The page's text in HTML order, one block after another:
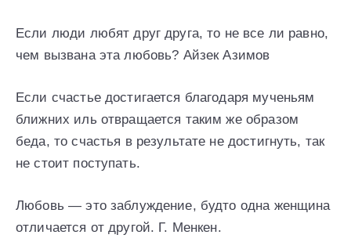
Если люди любят друг друга, то не все ли равно,
чем вызвана эта любовь? Айзек Азимов
Если счастье достигается благодаря мученьям
ближних иль отвращается таким же образом
беда, то счастья в результате не достигнуть, так
не стоит поступать.
Любовь — это заблуждение, будто одна женщина
отличается от другой. Г. Менкен.